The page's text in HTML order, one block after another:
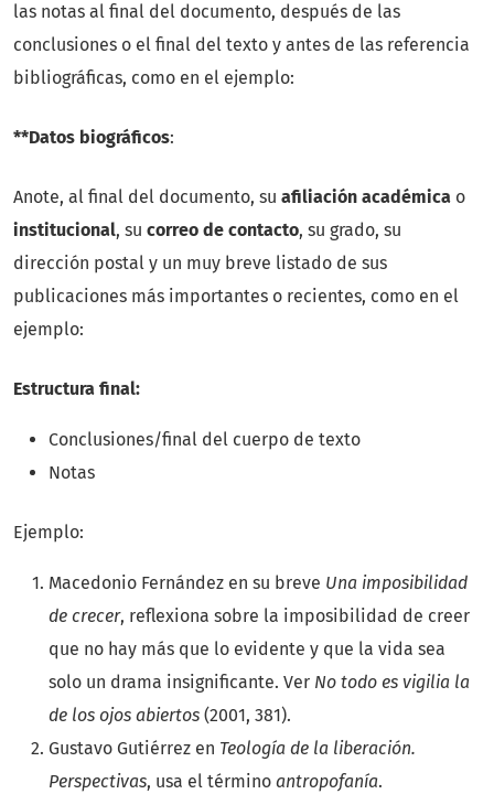
las notas al final del documento, después de las
conclusiones o el final del texto y antes de las referencia
bibliográficas, como en el ejemplo:
**Datos biográficos:
Anote, al final del documento, su afiliación académica o
institucional, su correo de contacto, su grado, su
dirección postal y un muy breve listado de sus
publicaciones más importantes o recientes, como en el
ejemplo:
Estructura final:
Conclusiones/final del cuerpo de texto
Notas
Ejemplo:
Macedonio Fernández en su breve Una imposibilidad
de crecer, reflexiona sobre la imposibilidad de creer
que no hay más que lo evidente y que la vida sea
solo un drama insignificante. Ver No todo es vigilia la
de los ojos abiertos (2001, 381).
Gustavo Gutiérrez en Teología de la liberación.
Perspectivas, usa el término antropofanía.